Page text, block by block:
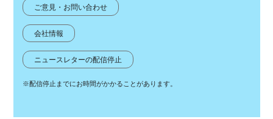
ご意見・お問い合わせ
会社情報
ニュースレターの配信停止
※配信停止までにお時間がかかることがあります。